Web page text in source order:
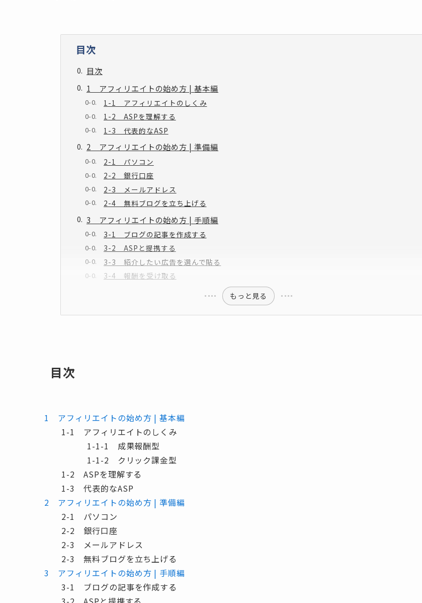
目次
目次
1 アフィリエイトの始め方 | 基本編
1-1 アフィリエイトのしくみ
1-2 ASPを理解する
1-3 代表的なASP
2 アフィリエイトの始め方 | 準備編
2-1 パソコン
2-2 銀行口座
2-3 メールアドレス
2-4 無料ブログを立ち上げる
3 アフィリエイトの始め方 | 手順編
3-1 ブログの記事を作成する
3-2 ASPと提携する
3-3 紹介したい広告を選んで貼る
3-4 報酬を受け取る
もっと見る
目次
1 アフィリエイトの始め方 | 基本編
1-1 アフィリエイトのしくみ
1-1-1 成果報酬型
1-1-2 クリック課金型
1-2 ASPを理解する
1-3 代表的なASP
2 アフィリエイトの始め方 | 準備編
2-1 パソコン
2-2 銀行口座
2-3 メールアドレス
2-3 無料ブログを立ち上げる
3 アフィリエイトの始め方 | 手順編
3-1 ブログの記事を作成する